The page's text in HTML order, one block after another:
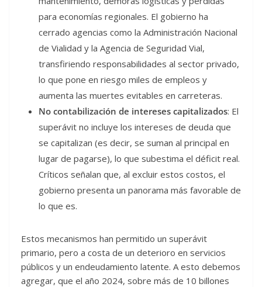
para economías regionales. El gobierno ha
cerrado agencias como la Administración Nacional
de Vialidad y la Agencia de Seguridad Vial,
transfiriendo responsabilidades al sector privado,
lo que pone en riesgo miles de empleos y
aumenta las muertes evitables en carreteras.
No contabilización de intereses capitalizados: El
superávit no incluye los intereses de deuda que
se capitalizan (es decir, se suman al principal en
lugar de pagarse), lo que subestima el déficit real.
Críticos señalan que, al excluir estos costos, el
gobierno presenta un panorama más favorable de
lo que es.
Estos mecanismos han permitido un superávit
primario, pero a costa de un deterioro en servicios
públicos y un endeudamiento latente. A esto debemos
agregar, que el año 2024, sobre más de 10 billones